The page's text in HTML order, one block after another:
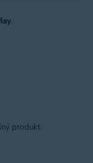
.
produkt.